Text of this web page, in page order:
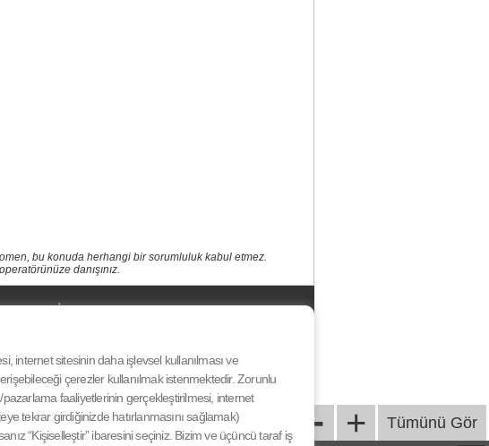
bu konuda herhangi bir sorumluluk kabul etmez.
danışınız.
internet sitesinin daha işlevsel kullanılması ve
çerezler kullanılmak istenmektedir. Zorunlu
faaliyetlerinin gerçekleştirilmesi, internet
tekrar girdiğinizde hatırlanmasını sağlamak)
“Kişiselleştir” ibaresini seçiniz. Bizim ve üçüncü taraf iş
YARIŞMA KATILIM KOŞULLARI
& SÖZLEŞME
GİZLİLİK SÖZLEŞMESİ
- + Tümünü Gör